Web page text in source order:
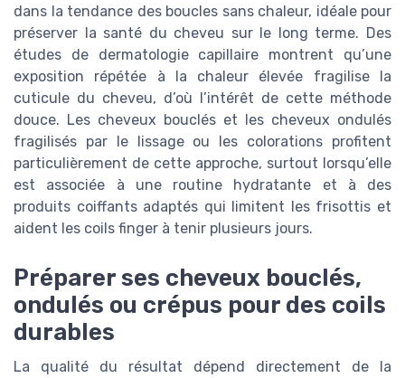
dans la tendance des boucles sans chaleur, idéale pour
préserver la santé du cheveu sur le long terme. Des
études de dermatologie capillaire montrent qu’une
exposition répétée à la chaleur élevée fragilise la
cuticule du cheveu, d’où l’intérêt de cette méthode
douce. Les cheveux bouclés et les cheveux ondulés
fragilisés par le lissage ou les colorations profitent
particulièrement de cette approche, surtout lorsqu’elle
est associée à une routine hydratante et à des
produits coiffants adaptés qui limitent les frisottis et
aident les coils finger à tenir plusieurs jours.
Préparer ses cheveux bouclés,
ondulés ou crépus pour des coils
durables
La qualité du résultat dépend directement de la